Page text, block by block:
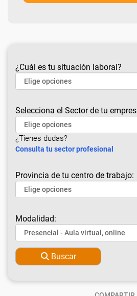
¿Cuál es tu situación laboral?
Selecciona el Sector de tu
¿Tienes dudas?
Consulta tu sector profesional
Provincia de tu centro de trabajo:
Modalidad:
Buscar